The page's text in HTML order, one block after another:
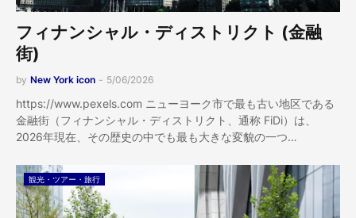
フィナンシャル・ディストリクト (金融
街)
by New York icon - 5/06/2026
https://www.pexels.com ニューヨーク市で最も古い地区である
金融街（フィナンシャル・ディストリクト、通称 FiDi）は、
2026年現在、その歴史の中でも最も大きな変貌の一つ…
観光・ツアー・旅行